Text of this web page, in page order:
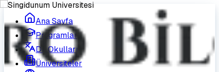
Ana Sayfa
Programlar
Dil Okulları
Üniversiteler